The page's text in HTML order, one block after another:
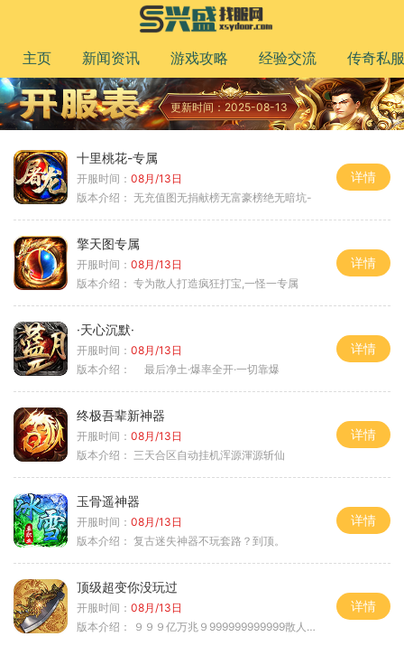
主页 新闻资讯 游戏攻略 经验交流 传奇私服
更新时间：2025-08-13
十里桃花-专属
开服时间： 08月/13日
版本介绍： 无充值图无捐献榜无富豪榜绝无暗坑-
详情
擎天图专属
开服时间： 08月/13日
版本介绍： 专为散人打造疯狂打宝,一怪一专属
详情
·天心沉默·
开服时间： 08月/13日
版本介绍：
最后净土·爆率全开·一切靠爆
详情
终极吾辈新神器
开服时间： 08月/13日
版本介绍： 三天合区自动挂机浑源渾源斩仙
详情
玉骨遥神器
开服时间： 08月/13日
版本介绍： 复古迷失神器不玩套路？到顶。
详情
顶级超变你没玩过
开服时间： 08月/13日
版本介绍：
９９９亿万兆９999999999999散人逆袭
详情